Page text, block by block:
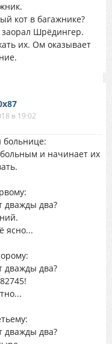
кот в багажнике?
Шрёдингер.
их. Ом оказывает
в 19:02
больнице:
и начинает их
дважды два?
ясно...
дважды два?
дважды два?